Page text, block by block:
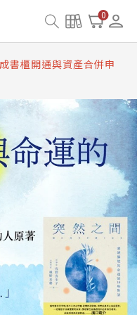
0
問題
書櫃開通與資產合併申
要說明及資產合併結果
產合併與書櫃開通申請